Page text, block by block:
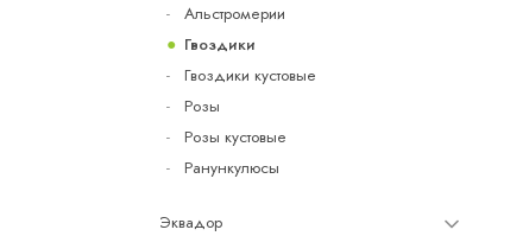
Альстромерии
Гвоздики
Гвоздики кустовые
Розы
Розы кустовые
Ранункулюсы
Эквадор